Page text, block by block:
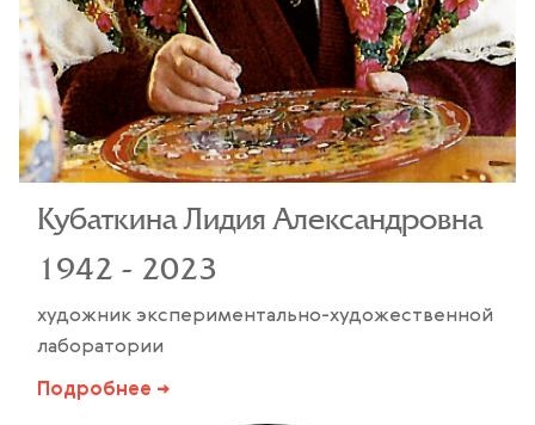
Кубаткина Лидия Александровна
1942 - 2023
художник экспериментально-художественной
лаборатории
Подробнее →